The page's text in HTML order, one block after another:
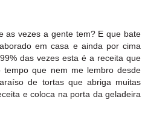
as vezes a gente tem? E que bate
em casa e ainda por cima
das vezes esta é a receita que
que nem me lembro desde
de tortas que abriga muitas
e coloca na porta da geladeira